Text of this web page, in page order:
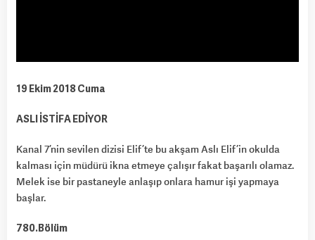
19 Ekim 2018 Cuma
ASLI İSTİFA EDİYOR
Kanal 7’nin sevilen dizisi Elif’te bu akşam Aslı Elif’in okulda
kalması için müdürü ikna etmeye çalışır fakat başarılı olamaz.
Melek ise bir pastaneyle anlaşıp onlara hamur işi yapmaya
başlar.
780.Bölüm